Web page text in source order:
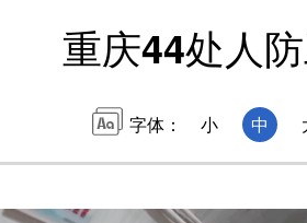
重庆44处人
字体： 小 中